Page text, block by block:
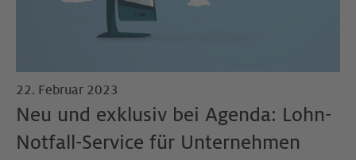
22. Februar 2023
Neu und exklusiv bei Agenda: Lohn-
Notfall-Service für Unternehmen